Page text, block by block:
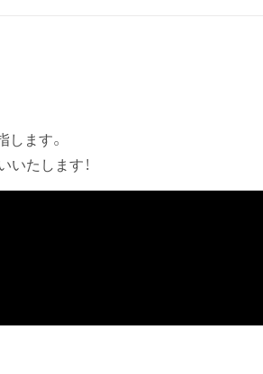
ます。
いたします！